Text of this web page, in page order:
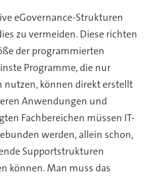
eGovernance-Strukturen
zu vermeiden. Diese richten
der programmierten
Programme, die nur
nutzen, können direkt erstellt
Anwendungen und
Fachbereichen müssen IT-
werden, allein schon,
Supportstrukturen
können. Man muss das